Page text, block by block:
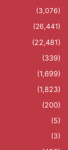
(3,076)
(26,441)
(22,481)
(339)
(1,699)
(1,823)
(200)
(5)
(3)